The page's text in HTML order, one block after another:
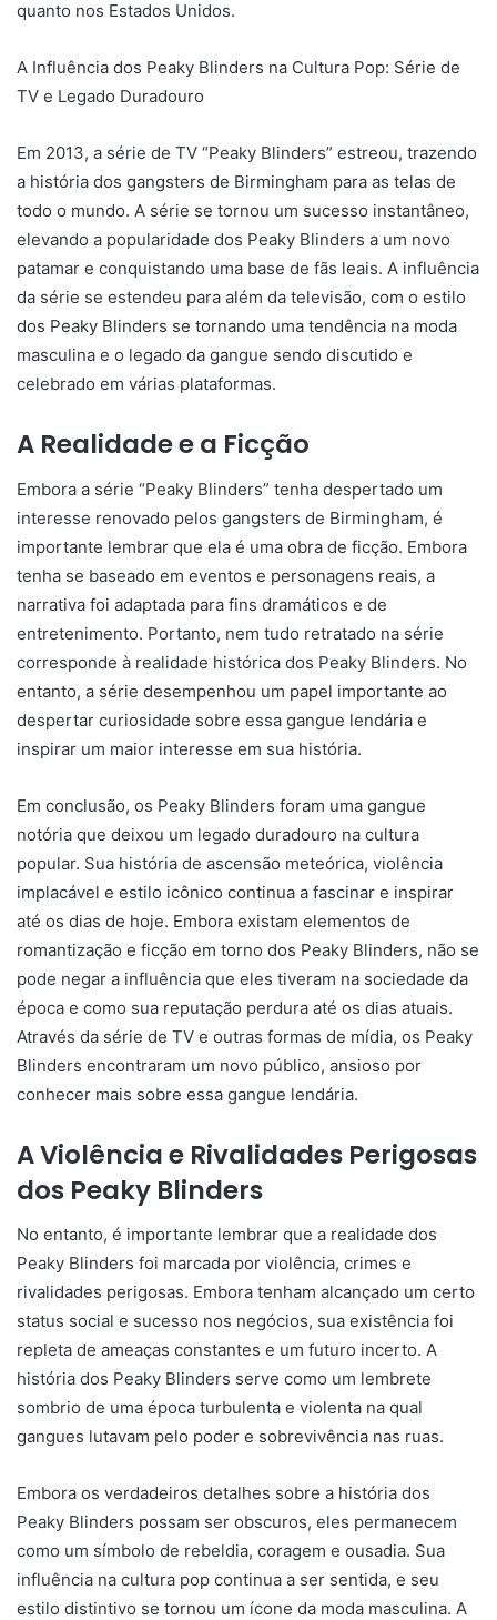
quanto nos Estados Unidos.
A Influência dos Peaky Blinders na Cultura Pop: Série de
TV e Legado Duradouro
Em 2013, a série de TV “Peaky Blinders” estreou, trazendo
a história dos gangsters de Birmingham para as telas de
todo o mundo. A série se tornou um sucesso instantâneo,
elevando a popularidade dos Peaky Blinders a um novo
patamar e conquistando uma base de fãs leais. A influência
da série se estendeu para além da televisão, com o estilo
dos Peaky Blinders se tornando uma tendência na moda
masculina e o legado da gangue sendo discutido e
celebrado em várias plataformas.
A Realidade e a Ficção
Embora a série “Peaky Blinders” tenha despertado um
interesse renovado pelos gangsters de Birmingham, é
importante lembrar que ela é uma obra de ficção. Embora
tenha se baseado em eventos e personagens reais, a
narrativa foi adaptada para fins dramáticos e de
entretenimento. Portanto, nem tudo retratado na série
corresponde à realidade histórica dos Peaky Blinders. No
entanto, a série desempenhou um papel importante ao
despertar curiosidade sobre essa gangue lendária e
inspirar um maior interesse em sua história.
Em conclusão, os Peaky Blinders foram uma gangue
notória que deixou um legado duradouro na cultura
popular. Sua história de ascensão meteórica, violência
implacável e estilo icônico continua a fascinar e inspirar
até os dias de hoje. Embora existam elementos de
romantização e ficção em torno dos Peaky Blinders, não se
pode negar a influência que eles tiveram na sociedade da
época e como sua reputação perdura até os dias atuais.
Através da série de TV e outras formas de mídia, os Peaky
Blinders encontraram um novo público, ansioso por
conhecer mais sobre essa gangue lendária.
A Violência e Rivalidades Perigosas
dos Peaky Blinders
No entanto, é importante lembrar que a realidade dos
Peaky Blinders foi marcada por violência, crimes e
rivalidades perigosas. Embora tenham alcançado um certo
status social e sucesso nos negócios, sua existência foi
repleta de ameaças constantes e um futuro incerto. A
história dos Peaky Blinders serve como um lembrete
sombrio de uma época turbulenta e violenta na qual
gangues lutavam pelo poder e sobrevivência nas ruas.
Embora os verdadeiros detalhes sobre a história dos
Peaky Blinders possam ser obscuros, eles permanecem
como um símbolo de rebeldia, coragem e ousadia. Sua
influência na cultura pop continua a ser sentida, e seu
estilo distintivo se tornou um ícone da moda masculina. A